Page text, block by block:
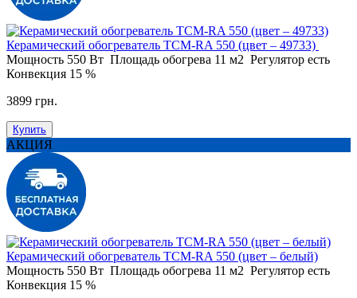
Керамический обогреватель ТСМ-RA 550 (цвет – 49733)
Мощность 550 Вт Площадь обогрева 11 м2 Регулятор есть
Конвекция 15 %
3899 грн.
Купить
АКЦИЯ
Керамический обогреватель ТСМ-RA 550 (цвет – белый)
Мощность 550 Вт Площадь обогрева 11 м2 Регулятор есть
Конвекция 15 %